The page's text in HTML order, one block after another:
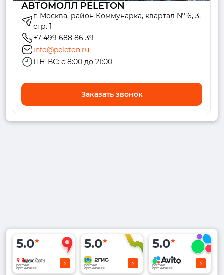
АВТОМОЛЛ PELETON
г. Москва, район Коммунарка, квартал № 6, 3,
стр. 1
+7 499 688 86 39
info@peleton.ru
ПН-ВС: с 8:00 до 21:00
Заказать звонок
5.0
рейтинг
организации
5.0
рейтинг
организации
5.0
рейтинг
организации